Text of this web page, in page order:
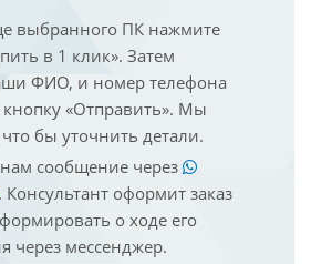
выбранного ПК нажмите
в 1 клик». Затем
ФИО, и номер телефона
«Отправить». Мы
бы уточнить детали.
сообщение через
. Консультант оформит заказ
о ходе его
через мессенджер.